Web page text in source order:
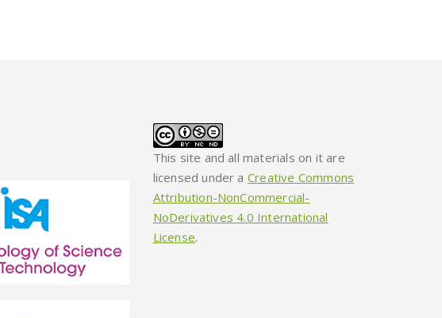
This site and all materials on it are
licensed under a Creative Commons
Attribution-NonCommercial-
NoDerivatives 4.0 International
License.